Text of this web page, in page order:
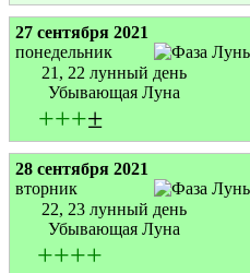
27 сентября 2021
понедельник
21, 22 лунный день
Убывающая Луна
+++±
28 сентября 2021
вторник
22, 23 лунный день
Убывающая Луна
++++